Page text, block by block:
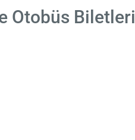
Otobüs Biletleri